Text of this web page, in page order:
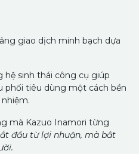
giao dịch minh bạch dựa
hệ sinh thái công cụ giúp
phối tiêu dùng một cách bền
mà Kazuo Inamori từng
đầu từ lợi nhuận, mà bắt